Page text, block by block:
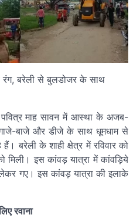
माह सावन में आस्था के अजब-
बाजे और डीजे के साथ धूमधाम से
बरेली के शाही क्षेत्र में रविवार को
मिली। इस कांवड़ यात्रा में कांवड़िये
गए। इस कांवड़ यात्रा की इलाके
रवाना